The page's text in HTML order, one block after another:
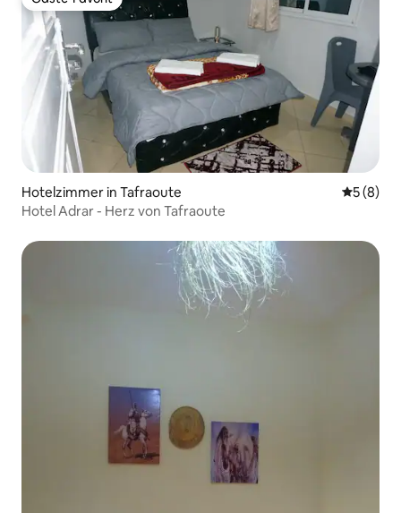
Gäste-Favorit
Hotelzimmer in Tafraoute
5 (8)
Hotel Adrar - Herz von Tafraoute